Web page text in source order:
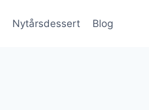
Nytårsdessert Blog